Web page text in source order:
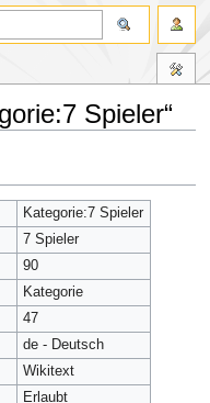
Spieler“
Kategorie:7 Spieler
7 Spieler
90
Kategorie
47
de - Deutsch
Wikitext
Erlaubt